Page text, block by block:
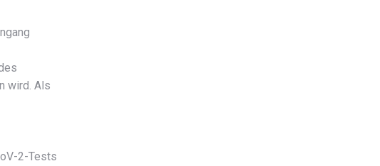
wird. Als
2-Tests